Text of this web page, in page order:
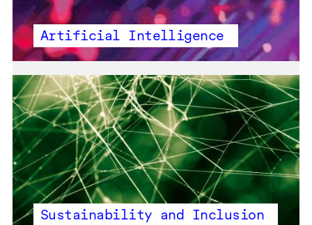
Artificial Intelligence
Sustainability and Inclusion